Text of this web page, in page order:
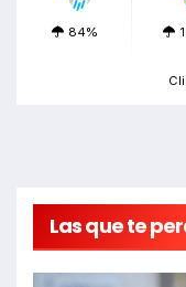
84%
Las que te